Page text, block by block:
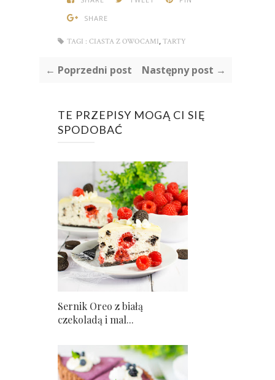
SHARE
TAGI : CIASTA Z OWOCAMI, TARTY
← Poprzedni post Następny post →
TE PRZEPISY MOGĄ CI SIĘ
SPODOBAĆ
Sernik Oreo z białą
czekoladą i mal...